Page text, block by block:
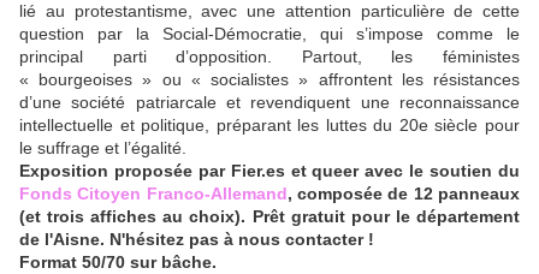
lié au protestantisme, avec une attention particulière de cette
question par la Social-Démocratie, qui s’impose comme le
principal parti d’opposition. Partout, les féministes
« bourgeoises » ou « socialistes » affrontent les résistances
d’une société patriarcale et revendiquent une reconnaissance
intellectuelle et politique, préparant les luttes du 20e siècle pour
le suffrage et l’égalité.
Exposition proposée par Fier.es et queer avec le soutien du
Fonds Citoyen Franco-Allemand, composée de 12 panneaux
(et trois affiches au choix). Prêt gratuit pour le département
de l'Aisne. N'hésitez pas à nous contacter !
Format 50/70 sur bâche.